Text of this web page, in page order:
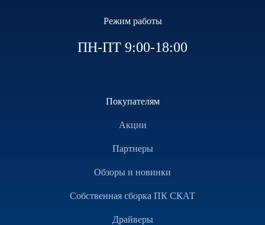
Режим работы
ПН-ПТ 9:00-18:00
Покупателям
Акции
Партнеры
Обзоры и новинки
Собственная сборка ПК СКАТ
Драйверы